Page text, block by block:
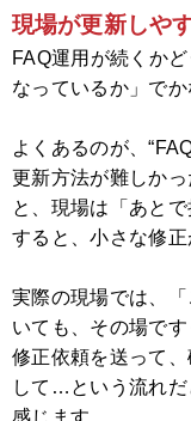
現場が更新しや
FAQ運用が続くか
なっているか」でか
よくあるのが、
更新方法が難しか
と、現場は「あと
すると、小さな修正
実際の現場では、
いても、その場で
修正依頼を送って
して…という流れだ